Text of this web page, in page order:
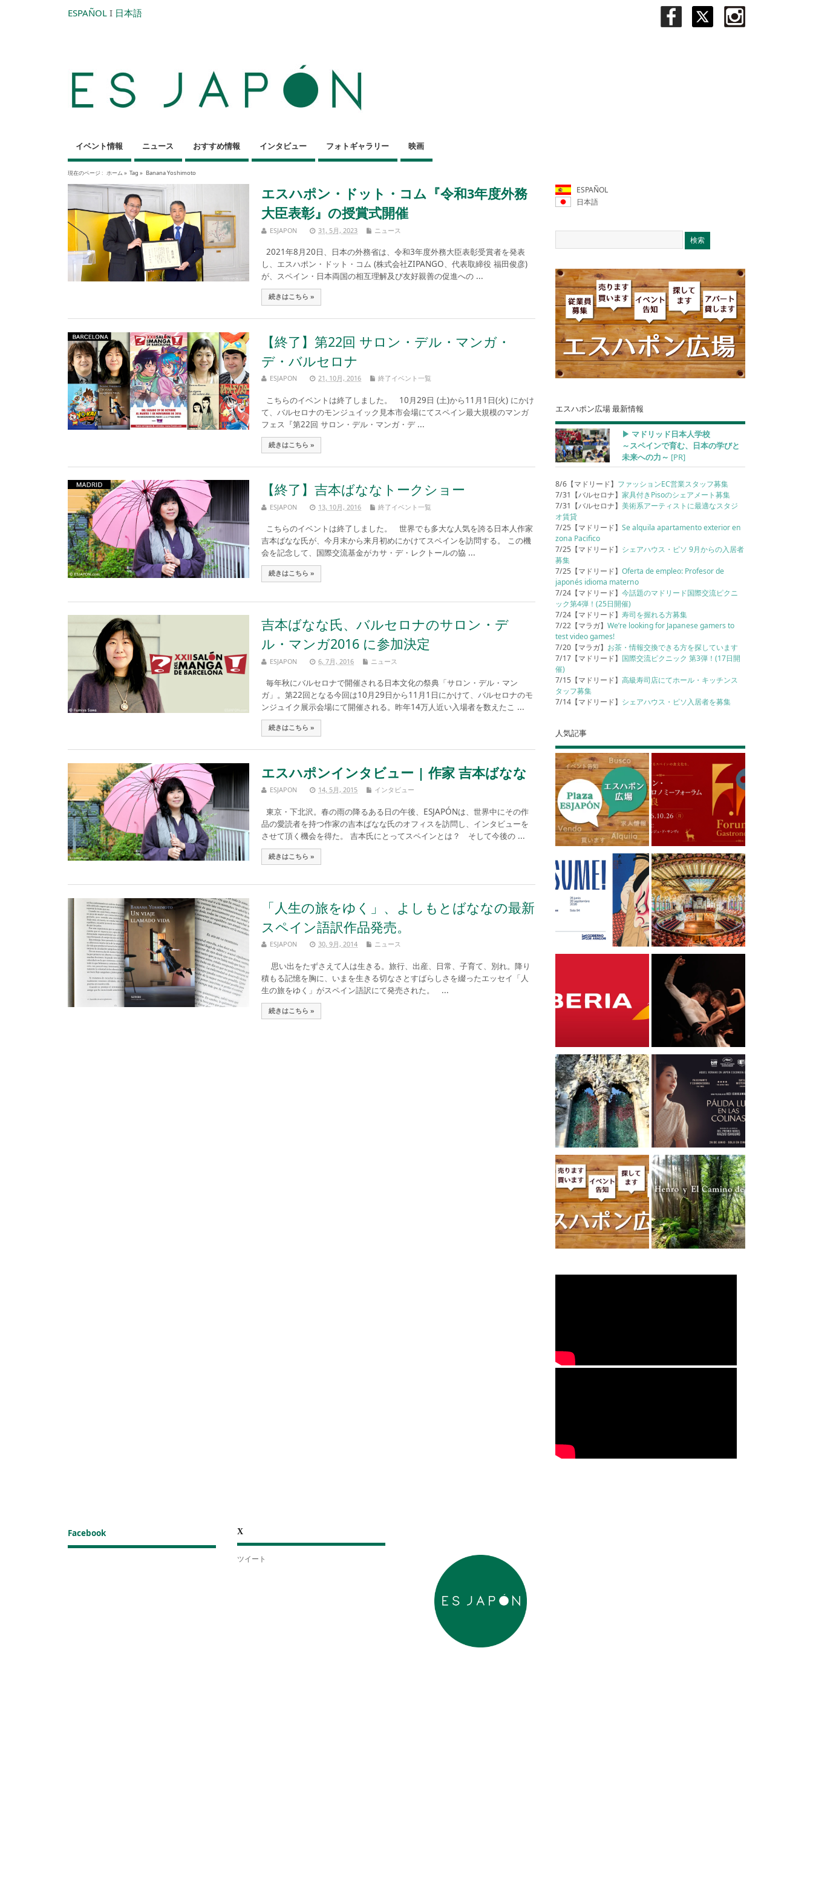
ESPAÑOL I 日本語
イベント情報 ニュース おすすめ情報 インタビュー フォトギャラリー 映画
現在のページ : ホーム » Tag » Banana Yoshimoto
エスハポン・ドット・コム『令和3年度外務
大臣表彰』の授賞式開催
ESJAPON 31, 5月, 2023 ニュース
2021年8月20日、日本の外務省は、令和3年度外務大臣表彰受賞者を発表
し、エスハポン・ドット・コム (株式会社ZIPANGO、代表取締役 福田俊彦)
が、スペイン・日本両国の相互理解及び友好親善の促進への ...
続きはこちら »
【終了】第22回 サロン・デル・マンガ・
デ・バルセロナ
ESJAPON 21, 10月, 2016 終了イベント一覧
こちらのイベントは終了しました。 10月29日 (土)から11月1日(火) にかけ
て、バルセロナのモンジュイック見本市会場にてスペイン最大規模のマンガ
フェス『第22回 サロン・デル・マンガ・デ ...
続きはこちら »
【終了】吉本ばななトークショー
ESJAPON 13, 10月, 2016 終了イベント一覧
こちらのイベントは終了しました。 世界でも多大な人気を誇る日本人作家
吉本ばなな氏が、今月末から来月初めにかけてスペインを訪問する。 この機
会を記念して、国際交流基金がカサ・デ・レクトールの協 ...
続きはこちら »
吉本ばなな氏、バルセロナのサロン・デ
ル・マンガ2016 に参加決定
ESJAPON 6, 7月, 2016 ニュース
毎年秋にバルセロナで開催される日本文化の祭典「サロン・デル・マン
ガ」。第22回となる今回は10月29日から11月1日にかけて、バルセロナのモ
ンジュイク展示会場にて開催される。昨年14万人近い入場者を数えたこ ...
続きはこちら »
エスハポンインタビュー | 作家 吉本ばなな
ESJAPON 14, 5月, 2015 インタビュー
東京・下北沢。春の雨の降るある日の午後、ESJAPÓNは、世界中にその作
品の愛読者を持つ作家の吉本ばなな氏のオフィスを訪問し、インタビューを
させて頂く機会を得た。 吉本氏にとってスペインとは？ そして今後の ...
続きはこちら »
「人生の旅をゆく」、よしもとばななの最新
スペイン語訳作品発売。
ESJAPON 30, 9月, 2014 ニュース
思い出をたずさえて人は生きる。旅行、出産、日常、子育て、別れ。降り
積もる記憶を胸に、いまを生きる切なさとすばらしさを綴ったエッセイ「人
生の旅をゆく」がスペイン語訳にて発売された。 ...
続きはこちら »
ESPAÑOL
日本語
エスハポン広場 最新情報
▶︎ マドリッド日本人学校
～スペインで育む、日本の学びと
未来への力～ [PR]
8/6【マドリード】 ファッションEC営業スタッフ募集
7/31【バルセロナ】家具付きPisoのシェアメート募集
7/31【バルセロナ】美術系アーティストに最適なスタジ
オ賃貸
7/25【マドリード】Se alquila apartamento exterior en
zona Pacifico
7/25【マドリード】 シェアハウス・ピソ 9月からの入居者
募集
7/25【マドリード】Oferta de empleo: Profesor de
japonés idioma materno
7/24【マドリード】今話題のマドリード国際交流ピクニ
ック第4弾！(25日開催)
7/24【マドリード】寿司を握れる方募集
7/22【マラガ】We’re looking for Japanese gamers to
test video games!
7/20【マラガ】 お茶・情報交換できる方を探しています
7/17【マドリード】 国際交流ピクニック 第3弾！(17日開
催)
7/15【マドリード】高級寿司店にてホール・キッチンス
タッフ募集
7/14【マドリード】 シェアハウス・ピソ入居者を募集
人気記事
Facebook X
ツイート